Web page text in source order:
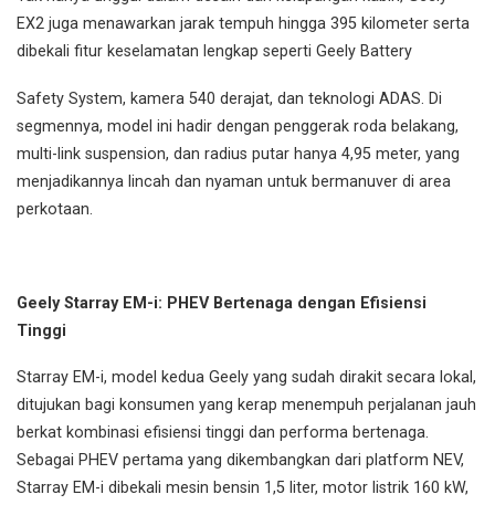
EX2 juga menawarkan jarak tempuh hingga 395 kilometer serta
dibekali fitur keselamatan lengkap seperti Geely Battery
Safety System, kamera 540 derajat, dan teknologi ADAS. Di
segmennya, model ini hadir dengan penggerak roda belakang,
multi-link suspension, dan radius putar hanya 4,95 meter, yang
menjadikannya lincah dan nyaman untuk bermanuver di area
perkotaan.
Geely Starray EM-i: PHEV Bertenaga dengan Efisiensi
Tinggi
Starray EM-i, model kedua Geely yang sudah dirakit secara lokal,
ditujukan bagi konsumen yang kerap menempuh perjalanan jauh
berkat kombinasi efisiensi tinggi dan performa bertenaga.
Sebagai PHEV pertama yang dikembangkan dari platform NEV,
Starray EM-i dibekali mesin bensin 1,5 liter, motor listrik 160 kW,